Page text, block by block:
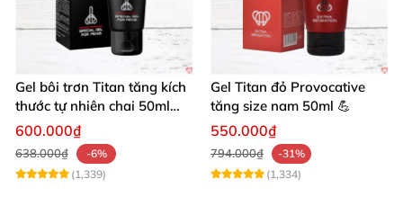
Gel bôi trơn Titan tăng kích
thước tự nhiên chai 50ml
siêu mạnh
600.000₫
638.000₫
-6%
(1,339)
Gel Titan đỏ Provocative
tăng size nam 50ml 💪
550.000₫
794.000₫
-31%
(1,334)